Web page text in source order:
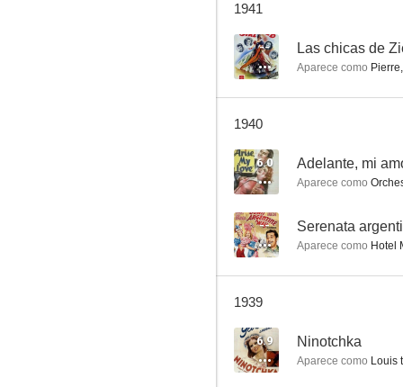
El hermano orquídea
--
1941
-- Las chicas de
Aparece como
1940
6.0 Adelante, mi
Aparece como
-- Serenata
Aparece como Hotel
1939
6.9 Ninotchka
Aparece como Louis